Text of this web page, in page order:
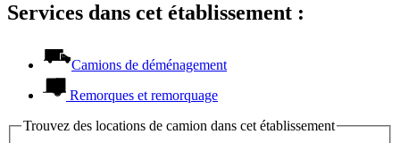
Services dans cet établissement :
Camions de déménagement
Remorques et remorquage
Trouvez des locations de camion dans cet établissement